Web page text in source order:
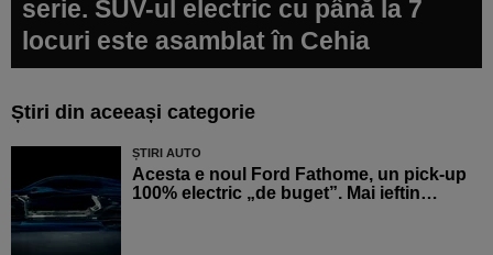
serie. SUV-ul electric cu până la 7
locuri este asamblat în Cehia
Știri din aceeași categorie
ȘTIRI AUTO
Acesta e noul Ford Fathome, un pick-up
100% electric „de buget”. Mai ieftin…